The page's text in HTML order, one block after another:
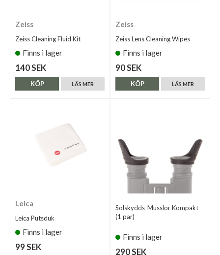
Zeiss
Zeiss Cleaning Fluid Kit
Finns i lager
140 SEK
LÄS MER
KÖP
Zeiss
Zeiss Lens Cleaning Wipes
Finns i lager
90 SEK
LÄS MER
KÖP
Leica
Leica Putsduk
Finns i lager
99 SEK
Solskydds-Musslor Kompakt
(1 par)
Finns i lager
290 SEK